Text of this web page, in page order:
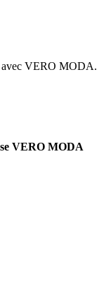
avec VERO MODA.
VERO MODA